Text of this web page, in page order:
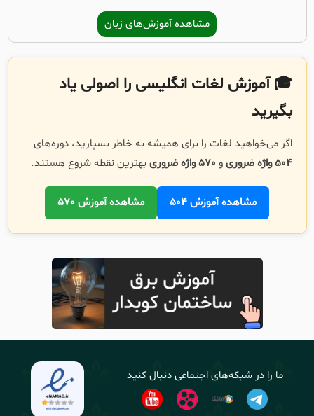
مشاهده آموزش‌های زبان
🎓 آموزش لغات انگلیسی را اصولی یاد
بگیرید
اگر می‌خواهید لغات را برای همیشه به خاطر بسپارید، دوره‌های
504 واژه ضروری
و 570 واژه ضروری بهترین نقطه شروع هستند.
مشاهده آموزش 504 مشاهده آموزش 570
ما را در شبکه‌های اجتماعی دنبال کنید